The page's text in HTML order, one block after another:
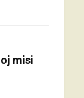
misi